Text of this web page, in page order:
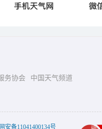
务协会 中国天气频道
安备11041400134号